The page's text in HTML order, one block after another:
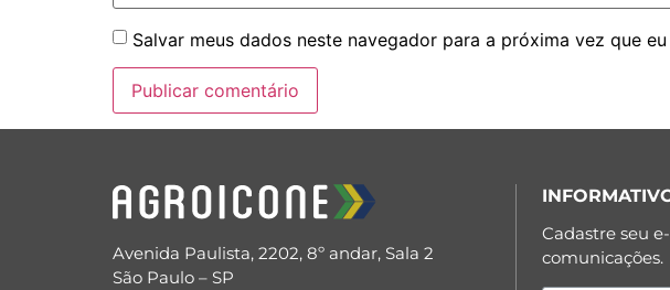
Salvar meus dados neste navegador para a próxima vez que
Avenida Paulista, 2202, 8º andar, Sala 2
São Paulo – SP
Cadastre seu
comunicações.